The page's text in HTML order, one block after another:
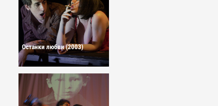
Останки любви (2003)